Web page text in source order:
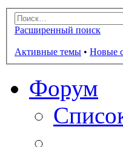
Расширенный поиск
Активные темы • Новые
Форум